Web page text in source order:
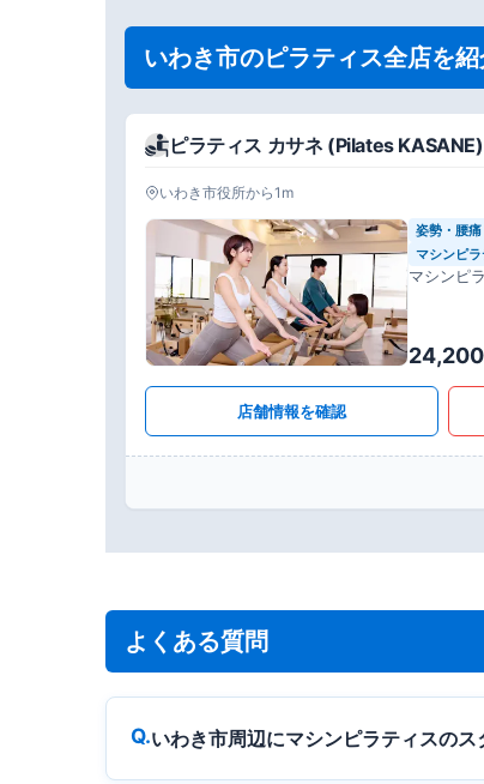
いわき市のピラティス全店を
ピラティス カサネ (Pilates
いわき市役所から1m
姿勢・腰
マシンピ
マシンピ
店舗情報を確認
よくある質問
いわき市周辺にマシンピラティスのス